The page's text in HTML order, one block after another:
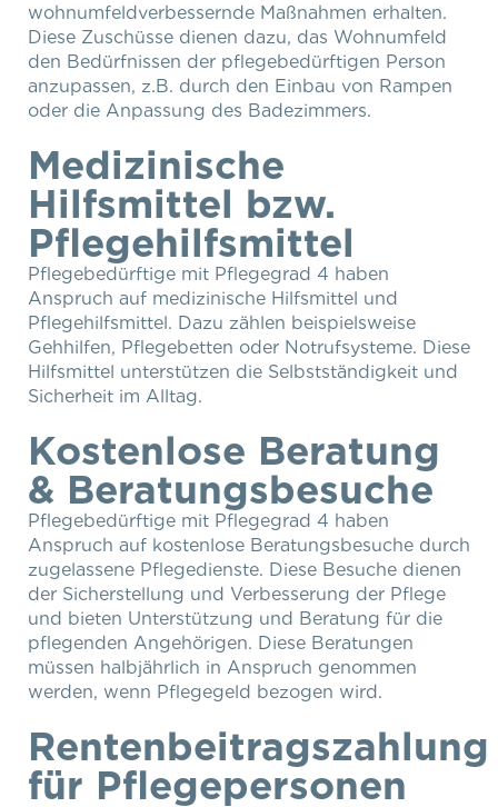
wohnumfeldverbessernde Maßnahmen erhalten.
Diese Zuschüsse dienen dazu, das Wohnumfeld
den Bedürfnissen der pflegebedürftigen Person
anzupassen, z.B. durch den Einbau von Rampen
oder die Anpassung des Badezimmers.
Medizinische
Hilfsmittel bzw.
Pflegehilfsmittel
Pflegebedürftige mit Pflegegrad 4 haben
Anspruch auf medizinische Hilfsmittel und
Pflegehilfsmittel. Dazu zählen beispielsweise
Gehhilfen, Pflegebetten oder Notrufsysteme. Diese
Hilfsmittel unterstützen die Selbstständigkeit und
Sicherheit im Alltag.
Kostenlose Beratung
& Beratungsbesuche
Pflegebedürftige mit Pflegegrad 4 haben
Anspruch auf kostenlose Beratungsbesuche durch
zugelassene Pflegedienste. Diese Besuche dienen
der Sicherstellung und Verbesserung der Pflege
und bieten Unterstützung und Beratung für die
pflegenden Angehörigen. Diese Beratungen
müssen halbjährlich in Anspruch genommen
werden, wenn Pflegegeld bezogen wird.
Rentenbeitragszahlung
für Pflegepersonen